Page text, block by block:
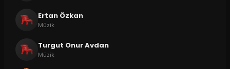
Ertan Özkan
Müzik
Turgut Onur Avdan
Müzik